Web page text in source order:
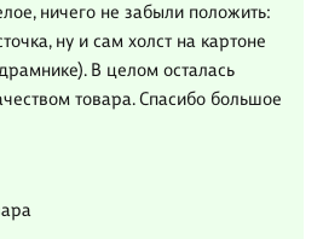
ничего не забыли положить:
ну и сам холст на картоне
В целом осталась
товара. Спасибо большое